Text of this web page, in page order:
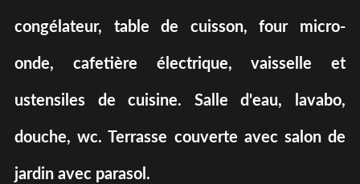
congélateur, table de cuisson, four micro-
onde, cafetière électrique, vaisselle et
ustensiles de cuisine. Salle d'eau, lavabo,
douche, wc. Terrasse couverte avec salon de
jardin avec parasol.